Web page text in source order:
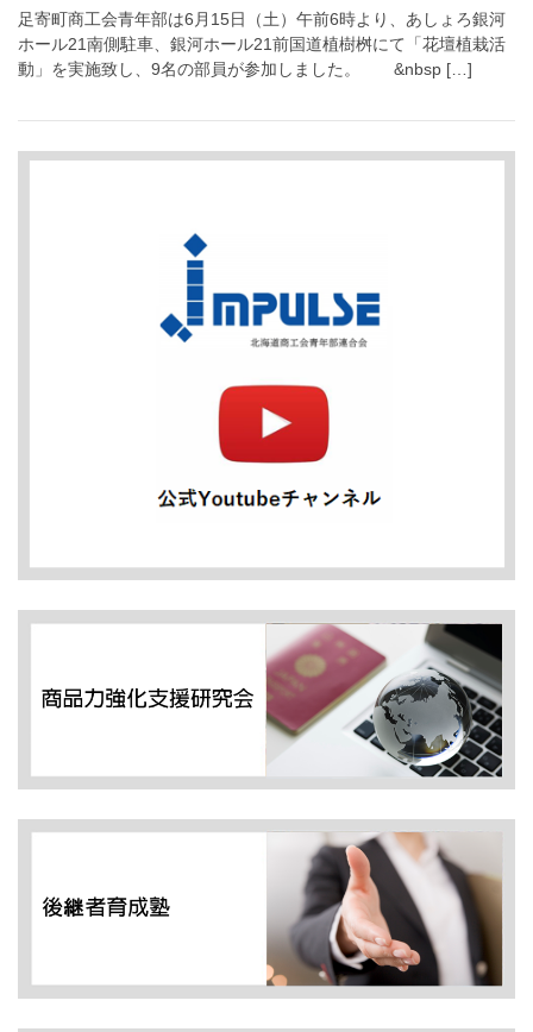
足寄町商工会青年部は6月15日（土）午前6時より、あしょろ銀河
ホール21南側駐車、銀河ホール21前国道植樹桝にて「花壇植栽活
動」を実施致し、9名の部員が参加しました。 &nbsp […]